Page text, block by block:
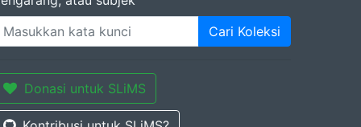
Cari Koleksi
Donasi untuk SLiMS